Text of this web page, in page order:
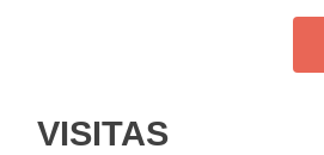
correo
VISITAS